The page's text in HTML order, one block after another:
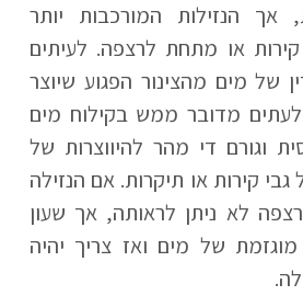
אך הנזילות המורכבות יותר
או מתחת לרצפה. לעיתים
של מים מהצינור הפגוע שיוצר
מדובר ממש בקילוח מים
וגורם די מהר להיווצרות של
קירות או תיקרות. אם הנזילה
לא ניתן לראותה, אך שעון
של מים ואז צריך יהיה